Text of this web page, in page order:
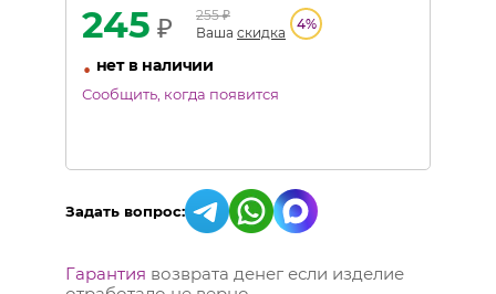
245 ₽ 255₽
Ваша скидка
4%
• нет в наличии
Сообщить, когда появится
Задать вопрос:
Гарантия возврата денег если изделие